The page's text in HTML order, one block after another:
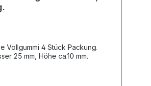
Vollgummi 4 Stück Packung.
25 mm, Höhe ca.10 mm.